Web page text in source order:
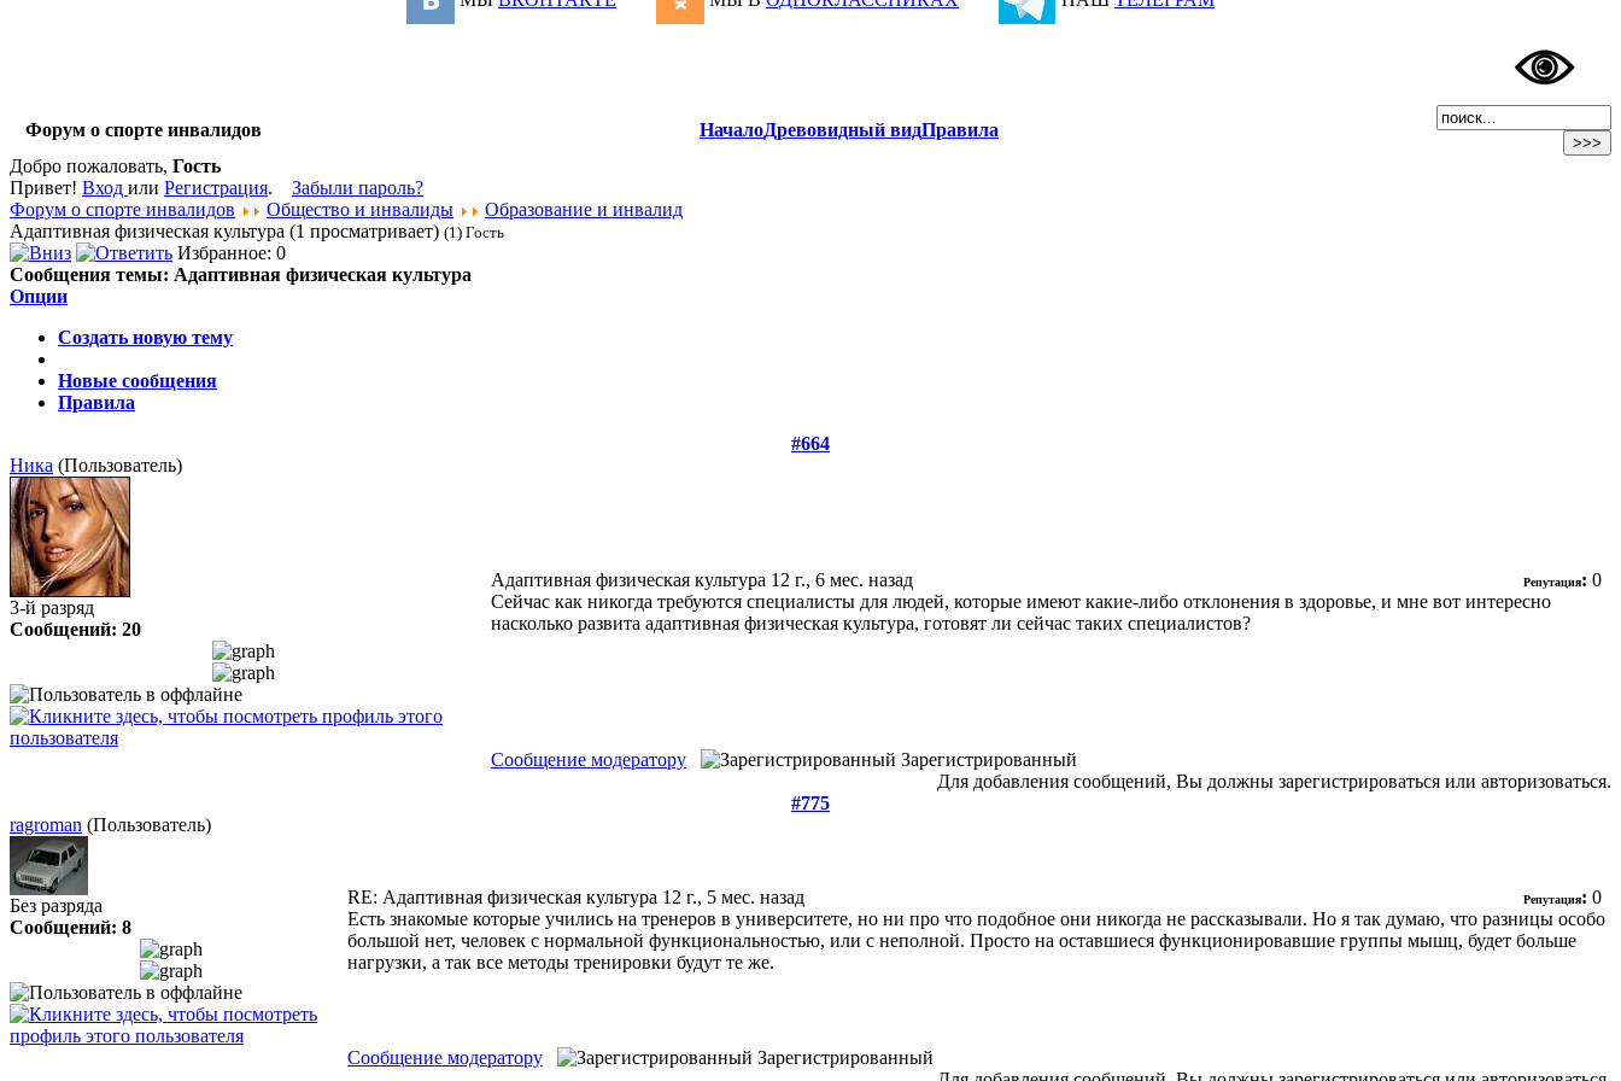
Форум о спорте инвалидов НачалоДревовидный видПравила
Добро пожаловать, Гость
Привет! Вход или Регистрация. Забыли пароль?
Форум о спорте инвалидов
Общество и инвалиды
Образование и инвалид
Адаптивная физическая культура (1 просматривает) (1) Гость
Избранное: 0
Сообщения темы: Адаптивная физическая культура
Опции
Создать новую тему
Новые сообщения
Правила
#664
Ника (Пользователь)
3-й разряд
Сообщений: 20
Адаптивная физическая культура 12 г., 6 мес. назад Репутация: 0
Сейчас как никогда требуются специалисты для людей, которые имеют какие-либо отклонения в здоровье, и мне вот интересно
насколько развита адаптивная физическая культура, готовят ли сейчас таких специалистов?
Сообщение модератору
Зарегистрированный
Для добавления сообщений, Вы должны зарегистрироваться или авторизоваться.
#775
ragroman (Пользователь)
Без разряда
Сообщений: 8
RE: Адаптивная физическая культура 12 г., 5 мес. назад Репутация: 0
Есть знакомые которые учились на тренеров в университете, но ни про что подобное они никогда не рассказывали. Но я так думаю, что разницы особо
большой нет, человек с нормальной функциональностью, или с неполной. Просто на оставшиеся функционировавшие группы мышц, будет больше
нагрузки, а так все методы тренировки будут те же.
Сообщение модератору
Зарегистрированный